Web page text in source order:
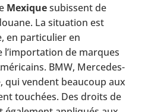
Mexiquesubissent de
La situation est
en particulier en
l’importation de marques
BMW, Mercedes-
qui vendent beaucoup aux
touchées. Des droits de